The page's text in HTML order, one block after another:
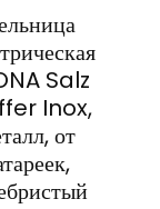
Salz
Inox,
от